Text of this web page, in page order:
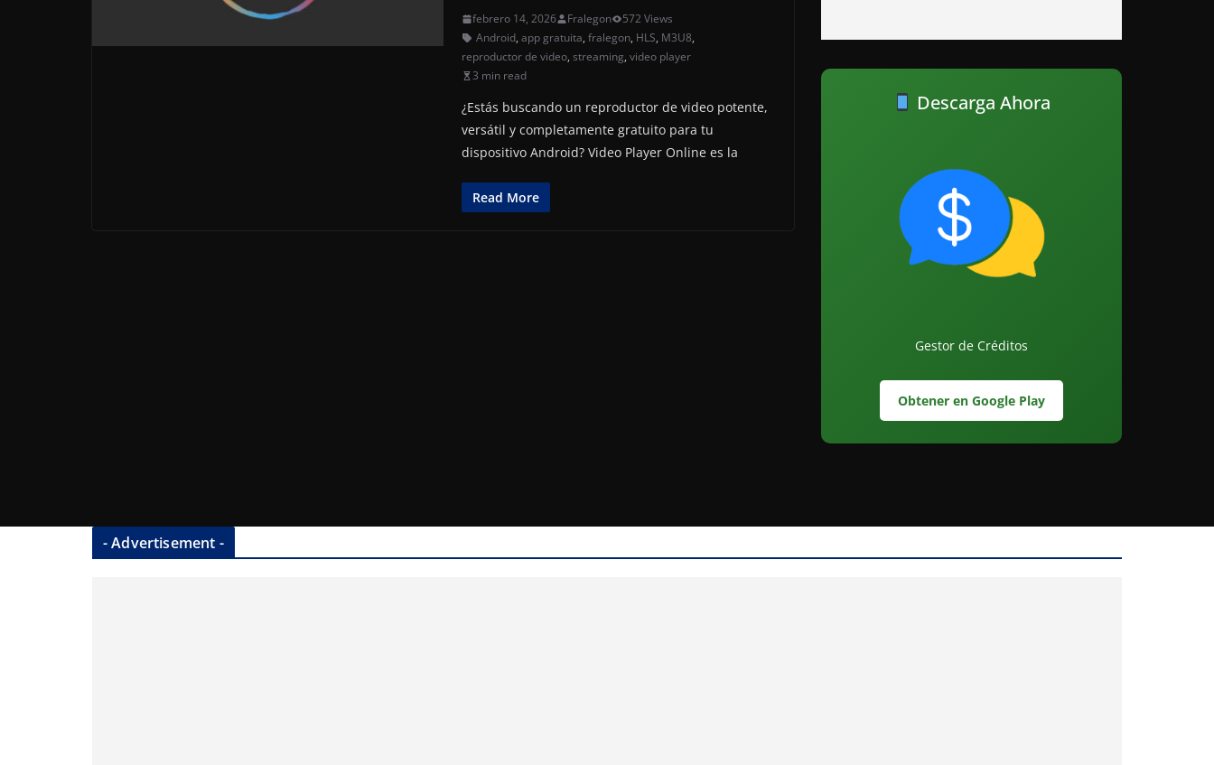
febrero 14, 2026 Fralegon
572 Views
Android, app gratuita, fralegon, HLS, M3U8,
reproductor de video, streaming, video player
3 min read
¿Estás buscando un reproductor de video potente,
versátil y completamente gratuito para tu
dispositivo Android? Video Player Online es la
Read More
Descarga Ahora
Gestor de Créditos
Obtener en Google Play
- Advertisement -